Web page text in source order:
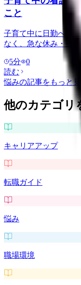
こと
子育て中に日勤へ転
なく、急な休み・残
5分
0
読む
悩みの記事をもっと見
他のカテゴリ
キャリアアップ
転職ガイド
悩み
職場環境